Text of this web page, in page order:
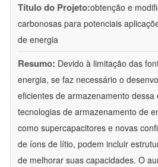
Título do Projeto:obtenção e
carbonosas para potenciais
de energia
Resumo: Devido à limitação das
energia, se faz necessário o
eficientes de armazenamento dessa
tecnologias de armazenamento de
como supercapacitores e novas
de íons de lítio, podem incluir
de melhorar suas capacidades. O